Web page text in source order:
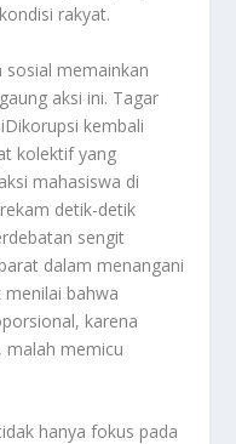
rakyat.
sosial memainkan
aksi ini. Tagar
kembali
kolektif yang
mahasiswa di
detik-detik
sengit
dalam menangani
menilai bahwa
karena
malah memicu
hanya fokus pada